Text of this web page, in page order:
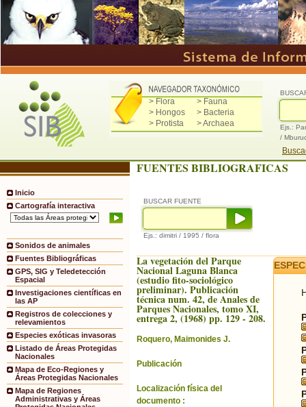
> Flora
> Fauna
> Hongos
> Bacteria
> Protista
> Archaea
Ejs.:
/
Inicio
Cartografía interactiva
Sonidos de animales
Fuentes Bibliográficas
GPS, SIG y Teledetección
Espacial
Investigaciones científicas en
las AP
Registros de colecciones y
relevamientos
Especies exóticas invasoras
Listado de Áreas Protegidas
Nacionales
Mapa de Eco-Regiones y
Áreas Protegidas Nacionales
Mapa de Regiones
Administrativas y Áreas
FUENTES BIBLIOGRAFICAS
BUSCAR FUENTE
Ejs.: dimitri / 1995 / flora
La vegetación del Parque
Nacional Laguna Blanca
(estudio fito-sociológico
preliminar). Publicación
técnica num. 42, de Anales de
Parques Nacionales, tomo XI,
entrega 2, (1968) pp. 129 - 208.
Roquero, Maimonides J.
Publicación
Localización física del
documento :